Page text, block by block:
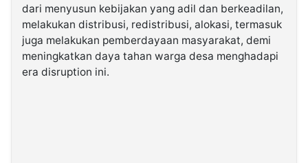
dari menyusun kebijakan yang adil dan berkeadilan,
melakukan distribusi, redistribusi, alokasi, termasuk
juga melakukan pemberdayaan masyarakat, demi
meningkatkan daya tahan warga desa menghadapi
era disruption ini.